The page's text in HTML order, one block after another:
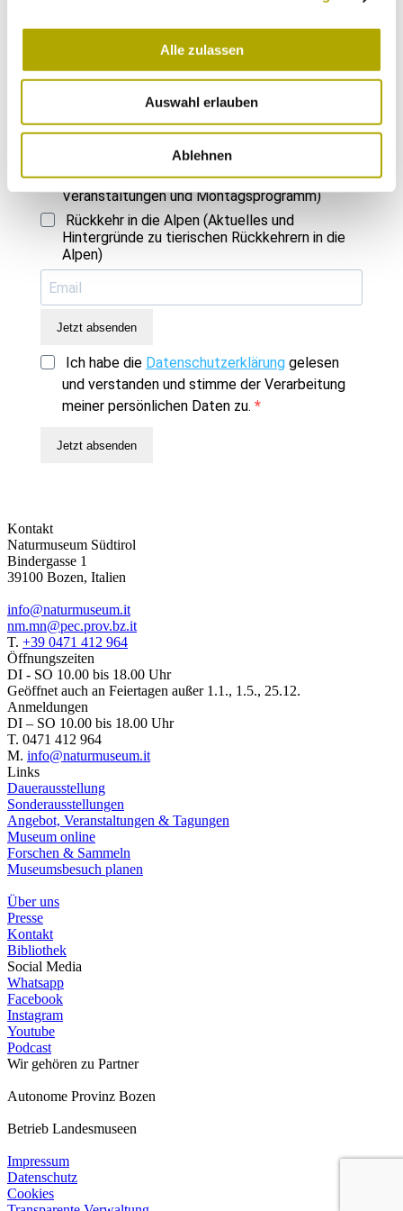
Alle zulassen
Auswahl erlauben
Ablehnen
Einmal im Monat versenden wir einen Newsletter mit den aktuellen
Wähle die Newsletter aus, für die du dich
anmelden möchtest:
Neues aus dem Naturmuseum (Infos zu
Veranstaltungen und Montagsprogramm)
Rückkehr in die Alpen (Aktuelles und
Hintergründe zu tierischen Rückkehrern in die
Alpen)
Jetzt absenden
Ich habe die Datenschutzerklärung gelesen
und verstanden und stimme der Verarbeitung
meiner persönlichen Daten zu.
Jetzt absenden
Kontakt
Naturmuseum Südtirol
Bindergasse 1
39100 Bozen, Italien
info@naturmuseum.it
nm.mn@pec.prov.bz.it
T. +39 0471 412 964
Öffnungszeiten
DI - SO 10.00 bis 18.00 Uhr
Geöffnet auch an Feiertagen außer 1.1., 1.5., 25.12.
Anmeldungen
DI – SO 10.00 bis 18.00 Uhr
T. 0471 412 964
M. info@naturmuseum.it
Links
Dauerausstellung
Sonderausstellungen
Angebot, Veranstaltungen & Tagungen
Museum online
Forschen & Sammeln
Museumsbesuch planen
Über uns
Presse
Kontakt
Bibliothek
Social Media
Whatsapp
Facebook
Instagram
Youtube
Podcast
Wir gehören zu Partner
Autonome Provinz Bozen
Betrieb Landesmuseen
Impressum
Datenschutz
Cookies